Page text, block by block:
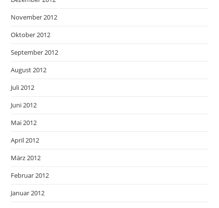
November 2012
Oktober 2012
September 2012
August 2012
Juli 2012
Juni 2012
Mai 2012
April 2012
März 2012
Februar 2012
Januar 2012